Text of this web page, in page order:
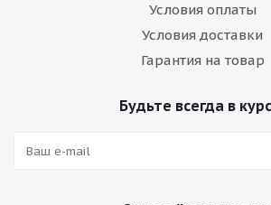
Условия оплаты
Условия доставки
Гарантия на товар
Будьте всегда в